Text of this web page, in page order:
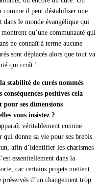
comme il peut déstabiliser une
dans le monde évangélique qui
qu’une communauté qui
ne connaît à terme aucune
sont déplacés alors que tout va
qui croît !
stabilité de curés nommés
positives cela
ses dimensions
vous insistez ?
véritablement comme
qui donne sa vie pour ses brebis.
afin d’identifier les charismes
essentiellement dans la
car certains projets mettent
d’un changement trop